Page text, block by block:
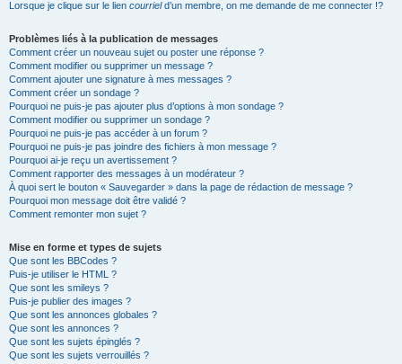
Lorsque je clique sur le lien courrield’un membre, on me demande de me connecter !?
Problèmes liés à la publication de messages
Comment créer un nouveau sujet ou poster une réponse ?
Comment modifier ou supprimer un message ?
Comment ajouter une signature à mes messages ?
Comment créer un sondage ?
Pourquoi ne puis-je pas ajouter plus d’options à mon sondage ?
Comment modifier ou supprimer un sondage ?
Pourquoi ne puis-je pas accéder à un forum ?
Pourquoi ne puis-je pas joindre des fichiers à mon message ?
Pourquoi ai-je reçu un avertissement ?
Comment rapporter des messages à un modérateur ?
À quoi sert le bouton « Sauvegarder » dans la page de rédaction de message ?
Pourquoi mon message doit être validé ?
Comment remonter mon sujet ?
Mise en forme et types de sujets
Que sont les BBCodes ?
Puis-je utiliser le HTML ?
Que sont les smileys ?
Puis-je publier des images ?
Que sont les annonces globales ?
Que sont les annonces ?
Que sont les sujets épinglés ?
Que sont les sujets verrouillés ?